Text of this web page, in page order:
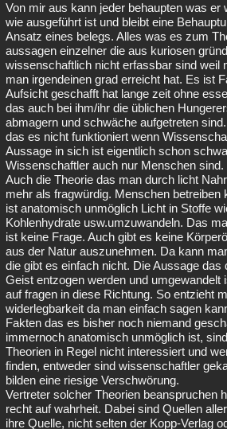
Von mir aus kann jeder behaupten was er
wie ausgeführt ist und bleibt eine
Ansatz eines belegs. Alles was es zum
aussagen einzelner die aus kuriosen
wissenschaftlich nicht erfassbar sind weil
man irgendeinen grad erreicht hat. Es ist
Aufsicht geschafft hat lange zeit ohne
das auch bei ihm/ihr die üblichen
abmagern und schwäche aufgetreten
das es nicht funktioniert wenn
Aussage in sich ist eigentlich schon
Wissenschaftler auch nur Menschen sind.
Auch die Theorie das man durch licht
mehr als fragwürdig. Menschen betreiben
ist anatomisch unmöglich Licht in Stoffe
Kohlenhydrate usw.umzuwandeln. Das
ist keine Frage. Auch gibt es keine
aus der Natur auszunehmen. Da kann
die gibt es einfach nicht. Die Aussage das
Geist entzogen werden und umgewandelt
auf fragen in diese Richtung. So entzieht
widerlegbarkeit da man einfach sagen
Fakten das es bisher noch niemand
immernoch anatomisch unmöglich ist,
Theorien in Regel nicht interessiert und
finden, entweder sind wissenschaftler
bilden eine riesige Verschwörung.
Vertreter solcher Theorien beanspruchen
recht auf wahrheit. Dabei sind Quellen
ihre Quelle, nicht selten der Kopp-Verlag